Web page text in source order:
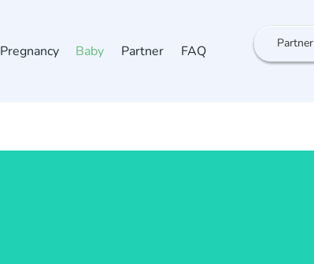
Pregnancy Baby Partner FAQ Partner